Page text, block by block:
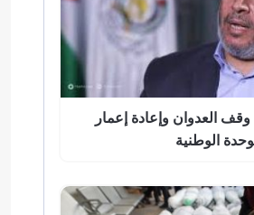
وقف العدوان وإعادة إعمار
الوطنية